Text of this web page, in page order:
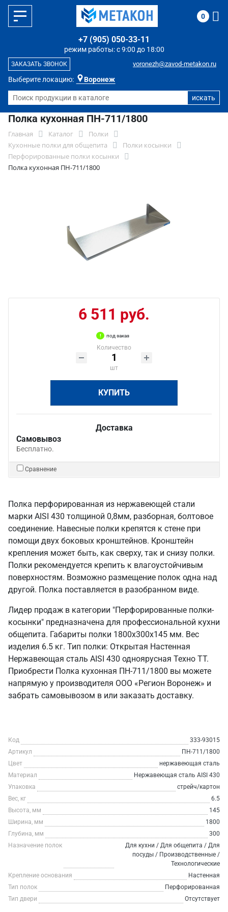
Выберите локацию: Воронеж
режим работы: с 9:00 до 18:00
+7 (905) 050-33-11
voronezh@zavod-metakon.ru
ЗАКАЗАТЬ ЗВОНОК
0
Полка кухонная ПН-711/1800
Главная Каталог
Полки
Кухонные полки для общепита
Полки косынки
Перфорированные полки косынки
Полка кухонная ПН-711/1800
6 511 руб.
под заказ
Количество
шт
КУПИТЬ
Доставка
Самовывоз
Бесплатно.
Сравнение
Полка перфорированная из нержавеющей стали
марки AISI 430 толщиной 0,8мм, разборная, болтовое
соединение. Навесные полки крепятся к стене при
помощи двух боковых кронштейнов. Кронштейн
крепления может быть, как сверху, так и снизу полки.
Полки рекомендуется крепить к влагоустойчивым
поверхностям. Возможно размещение полок одна над
другой. Полка поставляется в разобранном виде.
Лидер продаж в категории "Перфорированные полки-
косынки" предназначена для профессиональной кухни
общепита. Габариты полки 1800х300х145 мм. Вес
изделия 6.5 кг. Тип полки: Открытая Настенная
Нержавеющая сталь AISI 430 одноярусная Техно ТТ.
Приобрести Полка кухонная ПН-711/1800 вы можете
напрямую у производителя ООО «Регион Воронеж» и
забрать самовывозом в или заказать доставку.
Код
333-93015
Артикул
ПН-711/1800
Цвет
нержавеющая сталь
Материал
Нержавеющая сталь AISI 430
Упаковка
стрейч/картон
Вес, кг
6.5
Высота, мм
145
Ширина, мм
1800
Глубина, мм
300
Назначение полок
Для кухни / Для общепита / Для
посуды / Производственные /
Технологические
Крепление основания
Настенная
Тип полок
Перфорированная
Тип двери
Отсутствует